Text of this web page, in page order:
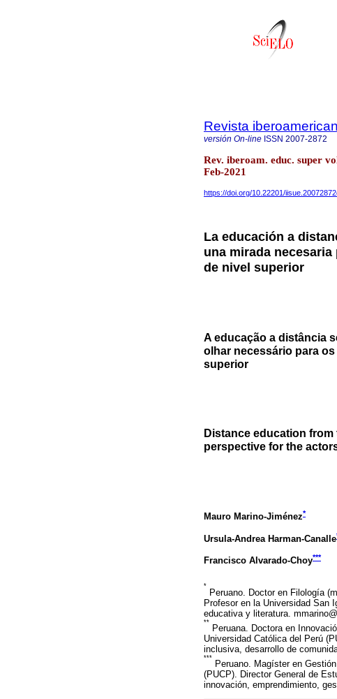
Revista
versión On-line ISSN 2007-2872
Rev. iberoam. educ. super
Feb-2021
https://doi.org/10.22201/
La educación a
una mirada
de nivel superior
A educação a distância
olhar necessário para
superior
Distance education
perspective for the
Mauro Marino-Jiménez*
Ursula-Andrea Harman-Canalle
Francisco Alvarado-Choy***
*
Peruano. Doctor en Filología
Profesor en la Universidad San
educativa y literatura.
**
Peruana. Doctora en
Universidad Católica del Perú
inclusiva, desarrollo de
***
Peruano. Magíster en
(PUCP). Director General de
innovación, emprendimiento,